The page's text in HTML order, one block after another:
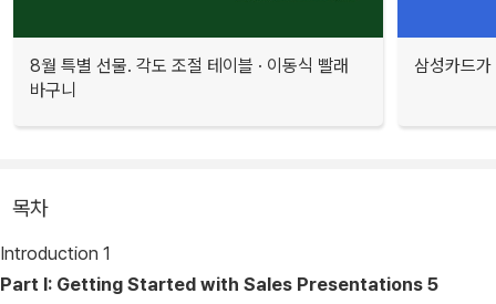
8월 특별 선물. 각도 조절 테이블 · 이동식 빨래
바구니
삼성카드
목차
Introduction 1
Part I: Getting Started with Sales Presentations 5